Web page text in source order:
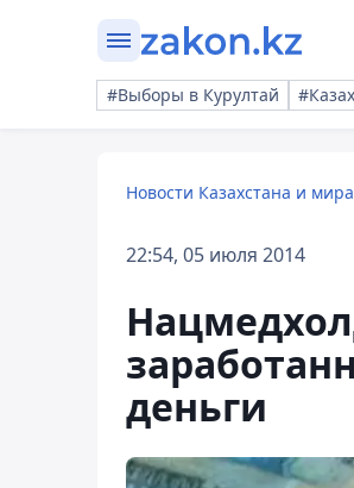
#Выборы в Курултай
Новости Казахстана и
22:54, 05 июля 2014
деньги